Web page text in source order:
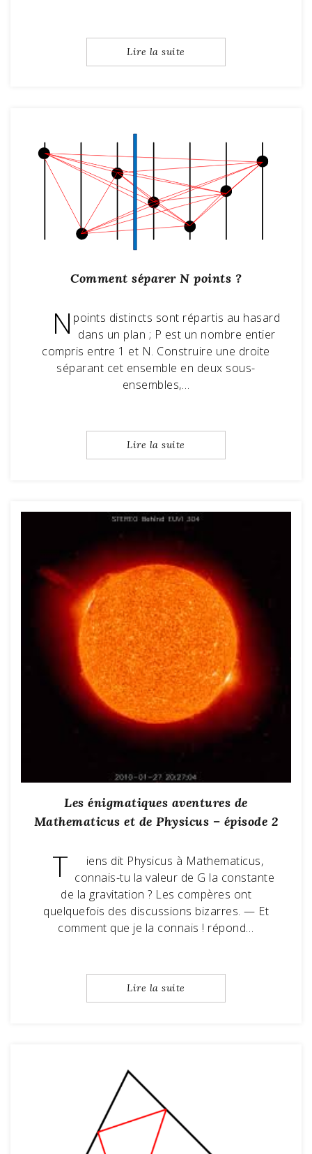
Lire la suite
Comment séparer N points ?
N points distincts sont répartis au hasard
dans un plan ; P est un nombre entier
compris entre 1 et N. Construire une droite
séparant cet ensemble en deux sous-
ensembles,…
Lire la suite
Les énigmatiques aventures de
Mathematicus et de Physicus – épisode 2
T
iens dit Physicus à Mathematicus,
connais-tu la valeur de G la constante
de la gravitation ? Les compères ont
quelquefois des discussions bizarres. — Et
comment que je la connais ! répond…
Lire la suite